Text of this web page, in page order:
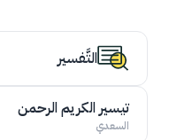
التَّفسير
تيسير الكريم الرحمن
السعدي